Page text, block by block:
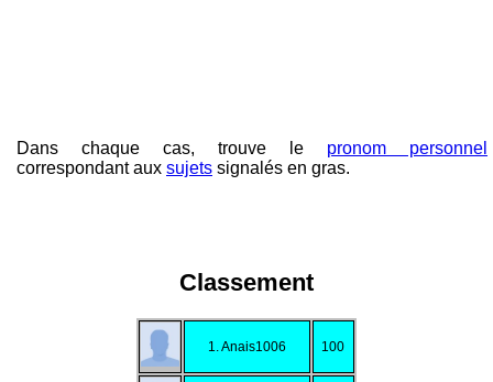
Dans chaque cas, trouve le pronom personnel
correspondant aux sujets signalés en gras.
Classement
1. Anais1006 100